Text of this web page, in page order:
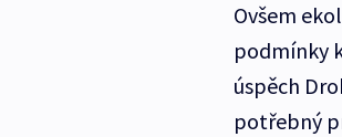
Ovšem
podmínky
úspěch
potřebný